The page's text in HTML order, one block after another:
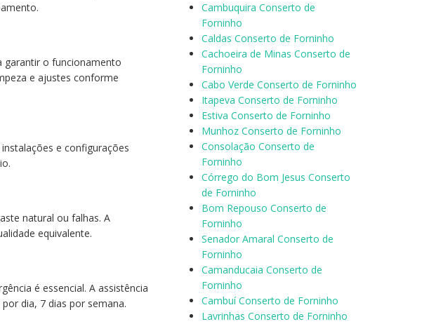
garantir o funcionamento
e ajustes conforme
e configurações
natural ou falhas. A
equivalente.
é essencial. A assistência
dia, 7 dias por semana.
Cambuquira Conserto de
Forninho
Caldas Conserto de Forninho
Cachoeira de Minas Conserto de
Forninho
Cabo Verde Conserto de Forninho
Itapeva Conserto de Forninho
Estiva Conserto de Forninho
Munhoz Conserto de Forninho
Consolação Conserto de
Forninho
Córrego do Bom Jesus Conserto
de Forninho
Bom Repouso Conserto de
Forninho
Senador Amaral Conserto de
Forninho
Camanducaia Conserto de
Forninho
Cambuí Conserto de Forninho
Lavrinhas Conserto de Forninho